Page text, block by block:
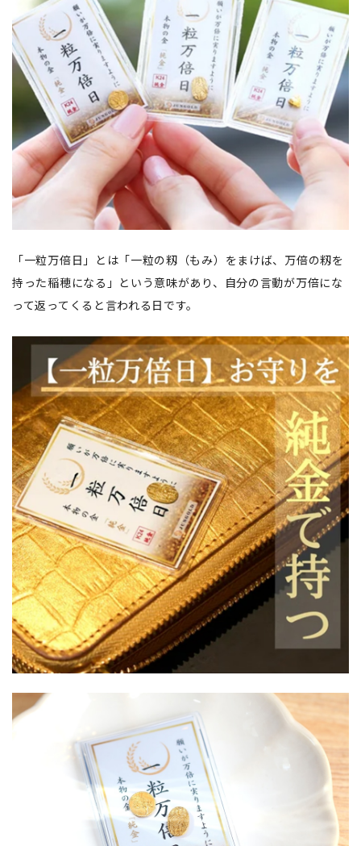
「一粒万倍日」とは「一粒の籾（もみ）をまけば、万倍の籾を
持った稲穂になる」という意味があり、自分の言動が万倍にな
って返ってくると言われる日です。